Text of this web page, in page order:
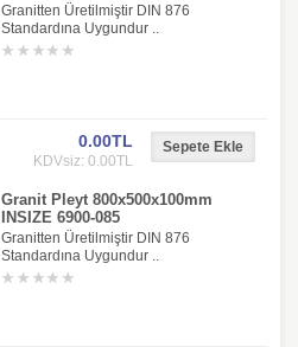
Granitten Üretilmiştir DIN 876
Standardına Uygundur ..
0.00TL
KDVsiz: 0.00TL
Granit Pleyt 800x500x100mm
INSIZE 6900-085
Granitten Üretilmiştir DIN 876
Standardına Uygundur ..